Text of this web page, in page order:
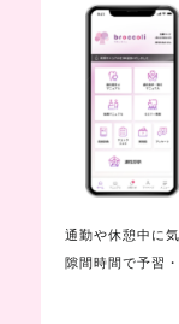
通勤や休憩中に
隙間時間で予習